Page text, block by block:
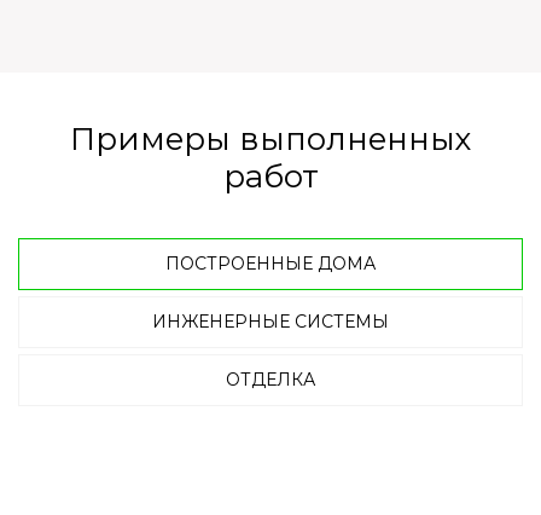
Примеры выполненных
работ
ПОСТРОЕННЫЕ ДОМА
ИНЖЕНЕРНЫЕ СИСТЕМЫ
ОТДЕЛКА